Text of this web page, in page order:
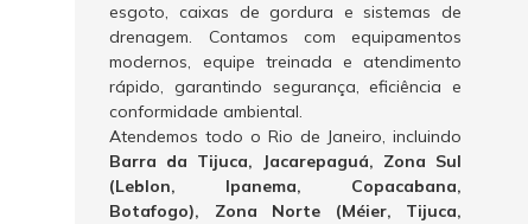
esgoto, caixas de gordura e sistemas de
drenagem. Contamos com equipamentos
modernos, equipe treinada e atendimento
rápido, garantindo segurança, eficiência e
conformidade ambiental.
Atendemos todo o Rio de Janeiro, incluindo
Barra da Tijuca, Jacarepaguá, Zona Sul
(Leblon, Ipanema, Copacabana,
Botafogo), Zona Norte (Méier, Tijuca,